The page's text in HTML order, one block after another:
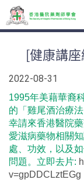
[健康講
2022-08-31
1995年美藉華裔
的「雞尾酒治療
幸請來香港醫院
愛滋病藥物相關
處、功效，以及
問題。立即去片:
v=gpDDCLztEGg